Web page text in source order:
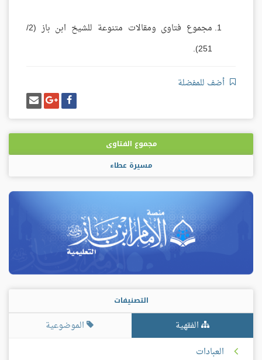
مجموع فتاوى ومقالات متنوعة للشيخ ابن باز (2/
251).
أضف للمفضلة
شارك
على
فيسبوك
شارك
على
غوغل
بلس
إرسل
إيميل
مجموع الفتاوى
مسيرة عطاء
التصنيفات
الفقهية
الموضوعية
العبادات